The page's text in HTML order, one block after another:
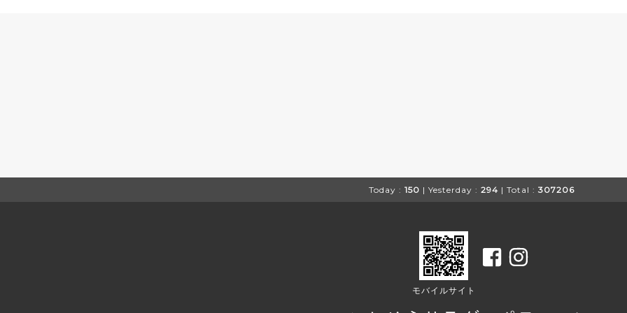
Today : 150 | Yesterday : 294 | Total : 307206
モバイルサイト